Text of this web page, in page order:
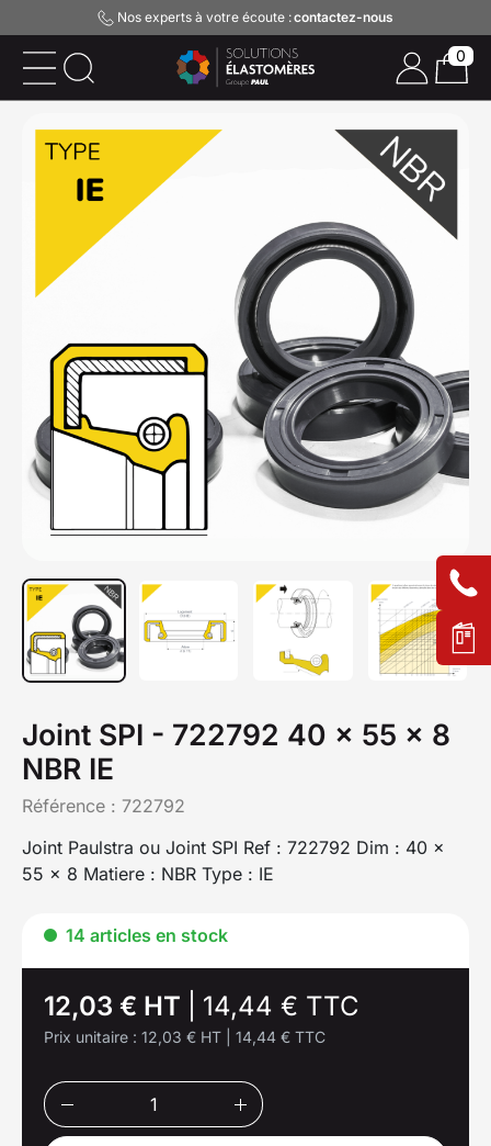
Nos experts à votre écoute :contactez-nous
Joint SPI - 722792 40 x 55 x 8
NBR IE
Référence : 722792
Joint Paulstra ou Joint SPI Ref : 722792 Dim : 40 x
55 x 8 Matiere : NBR Type : IE
14 articles en stock
12,03 € HT 14,44 € TTC
Prix unitaire : 12,03 € HT 14,44 € TTC
0